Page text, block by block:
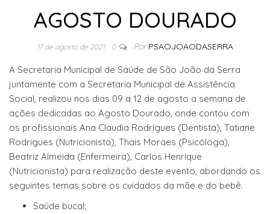
AGOSTO DOURADO
17 de agosto de 2021 0 Por PSAOJOAODASERRA
A Secretaria Municipal de Saúde de São João da Serra
juntamente com a Secretaria Municipal de Assistência
Social, realizou nos dias 09 a 12 de agosto a semana de
ações dedicadas ao Agosto Dourado, onde contou com
os profissionais Ana Claudia Rodrigues (Dentista), Tatiane
Rodrigues (Nutricionista), Thais Moraes (Psicóloga),
Beatriz Almeida (Enfermeira), Carlos Henrique
(Nutricionista) para realização deste evento, abordando os
seguintes temas sobre os cuidados da mãe e do bebê.
Saúde bucal;